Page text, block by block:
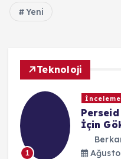
Yeni
Teknoloji
1
İnceleme
İçin